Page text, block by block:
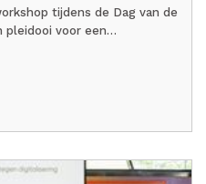
tijdens de Dag van de
pleidooi voor een…